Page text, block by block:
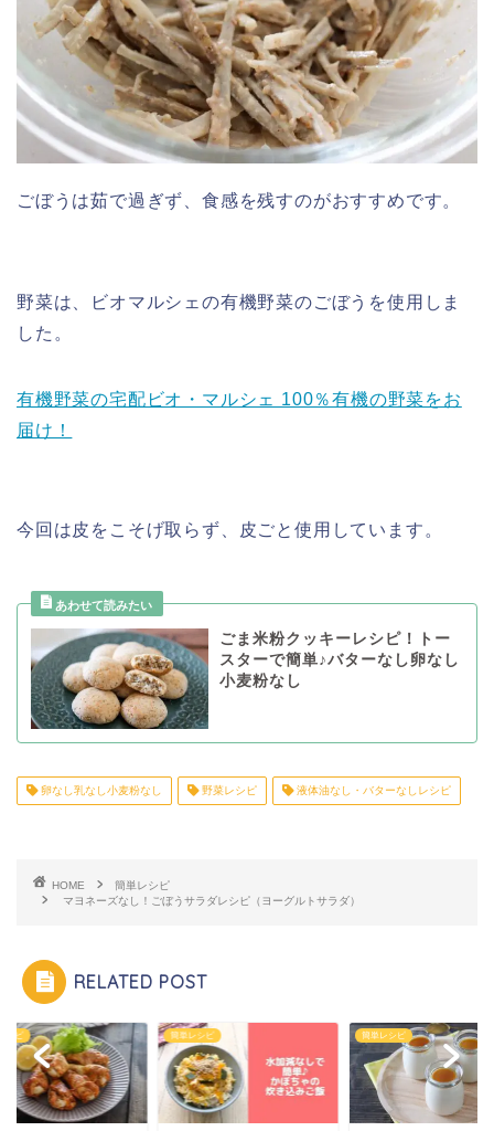
ごぼうは茹で過ぎず、食感を残すのがおすすめです。
野菜は、ビオマルシェの有機野菜のごぼうを使用しま
した。
有機野菜の宅配ビオ・マルシェ 100％有機の野菜をお
届け！
今回は皮をこそげ取らず、皮ごと使用しています。
ごま米粉クッキーレシピ！トー
スターで簡単♪バターなし卵なし
小麦粉なし
卵なし乳なし小麦粉なし 野菜レシピ 液体油なし・バターなしレシピ
HOME
簡単レシピ
マヨネーズなし！ごぼうサラダレシピ（ヨーグルトサラダ）
RELATED POST
シピ 簡単レシピ 簡単レシピ